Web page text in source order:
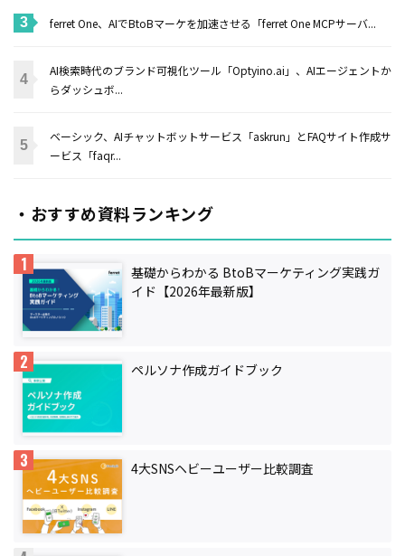
ferret One、AIでBtoBマーケを加速させる「ferret One MCPサーバ...
AI検索時代のブランド可視化ツール「Optyino.ai」、AIエージェントか
らダッシュボ...
ベーシック、AIチャットボットサービス「askrun」とFAQサイト作成サ
ービス「faqr...
・おすすめ資料ランキング
基礎からわかる BtoBマーケティング実践ガ
イド【2026年最新版】
ペルソナ作成ガイドブック
4大SNSヘビーユーザー比較調査